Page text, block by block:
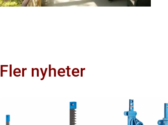
Fler nyheter